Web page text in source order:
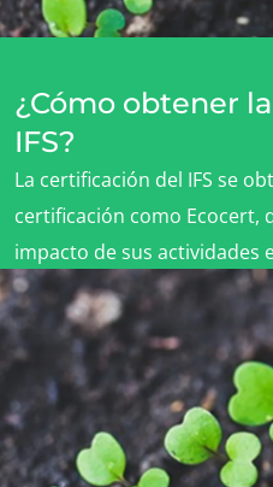
Actuar a través de nuestros
Avanzar con nuestros equipos
Comprometerse con nuestro
Innovar con nuestro
¿Cómo obtener
IFS?
La certificación del IFS se
certificación como Ecocert,
impacto de sus actividades
SOLICITE UN PRESUPUESTO